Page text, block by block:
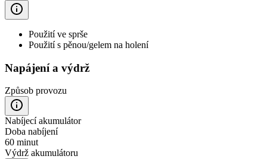
Použití ve sprše
Použití s pěnou/gelem na holení
Napájení a výdrž
Způsob provozu
Nabíjecí akumulátor
Doba nabíjení
60 minut
Výdrž akumulátoru